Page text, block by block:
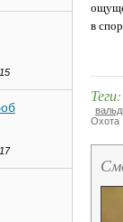
в
Теги:
Охота